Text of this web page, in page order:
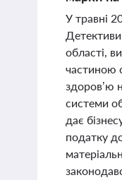
У травні
області,
частиною
здоров’ю
системи
дає
податку